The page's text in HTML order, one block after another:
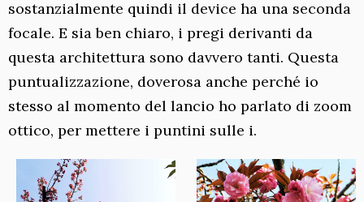
sostanzialmente quindi il device ha una seconda
focale. E sia ben chiaro, i pregi derivanti da
questa architettura sono davvero tanti. Questa
puntualizzazione, doverosa anche perché io
stesso al momento del lancio ho parlato di zoom
ottico, per mettere i puntini sulle i.